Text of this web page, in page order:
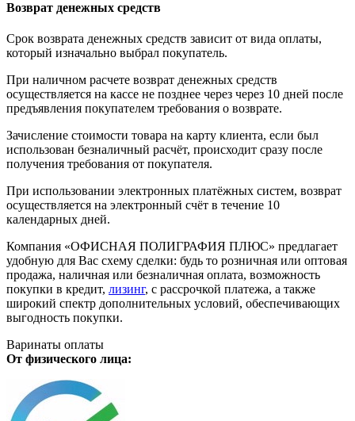
Возврат денежных средств
Срок возврата денежных средств зависит от вида оплаты,
который изначально выбрал покупатель.
При наличном расчете возврат денежных средств
осуществляется на кассе не позднее через через 10 дней после
предъявления покупателем требования о возврате.
Зачисление стоимости товара на карту клиента, если был
использован безналичный расчёт, происходит сразу после
получения требования от покупателя.
При использовании электронных платёжных систем, возврат
осуществляется на электронный счёт в течение 10
календарных дней.
Компания «ОФИСНАЯ ПОЛИГРАФИЯ ПЛЮС» предлагает
удобную для Вас схему сделки: будь то розничная или оптовая
продажа, наличная или безналичная оплата, возможность
покупки в кредит, лизинг, с рассрочкой платежа, а также
широкий спектр дополнительных условий, обеспечивающих
выгодность покупки.
Варинаты оплаты
От физического лица: